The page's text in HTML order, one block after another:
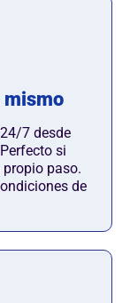
mismo
7 desde
si
paso.
de